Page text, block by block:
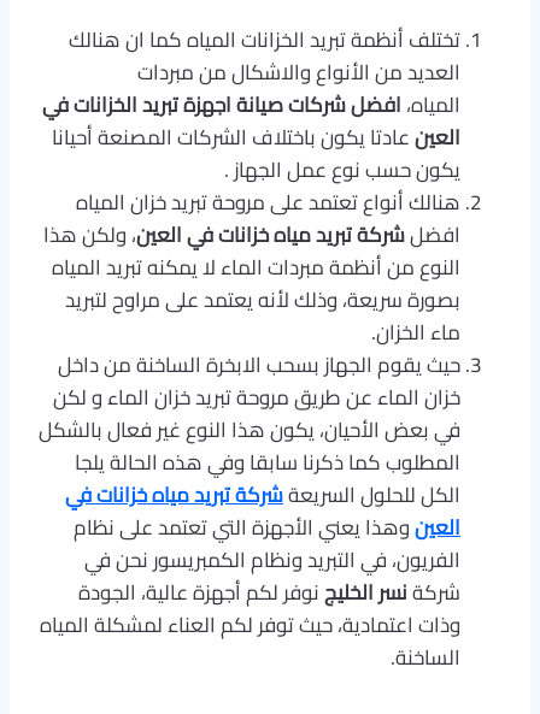
تختلف أنظمة تبريد الخزانات المياه كما ان هنالك
العديد من الأنواع والاشكال من مبردات
المياه،افضلشركات صيانة اجهزة تبريد الخزانات في
العينعادتا يكون باختلاف الشركات المصنعة أحيانا
يكون حسب نوع عمل الجهاز .
هنالك أنواع تعتمد على مروحة تبريد خزان المياه
افضلشركة تبريد مياه خزانات في العين، ولكن هذا
النوع من أنظمة مبردات الماء لا يمكنه تبريد المياه
بصورة سريعة، وذلك لأنه يعتمد على مراوح لتبريد
ماء الخزان.
حيث يقوم الجهاز بسحب الابخرة الساخنة من داخل
خزان الماء عن طريق مروحة تبريد خزان الماء و لكن
في بعض الأحيان، يكون هذا النوع غير فعال بالشكل
المطلوب كما ذكرنا سابقا وفي هذه الحالة يلجا
الكل للحلول السريعةشركة تبريد مياه خزانات في
العينوهذا يعني الأجهزة التي تعتمد على نظام
الفريون، في التبريد ونظام الكمبريسور نحن في
شركةنسر الخليجنوفر لكم أجهزة عالية، الجودة
وذات اعتمادية، حيث توفر لكم العناء لمشكلة المياه
الساخنة.